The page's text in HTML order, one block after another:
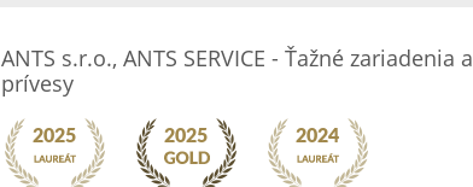
ANTS s.r.o., ANTS SERVICE - Ťažné zariadenia a
prívesy